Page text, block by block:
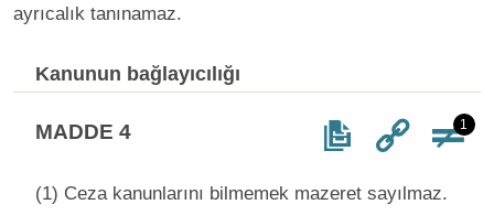
ayrıcalık tanınamaz.
Kanunun bağlayıcılığı
MADDE 4 1
(1) Ceza kanunlarını bilmemek mazeret sayılmaz.